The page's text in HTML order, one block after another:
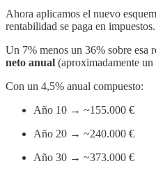
Ahora aplicamos el nuevo
rentabilidad se paga en impuestos.
Un 7% menos un 36% sobre esa
neto anual (aproximadamente un
Con un 4,5% anual compuesto:
Año 10 → ~155.000 €
Año 20 → ~240.000 €
Año 30 → ~373.000 €